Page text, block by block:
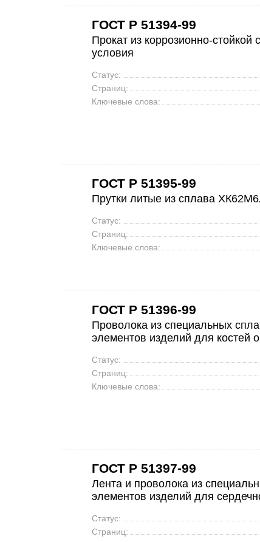
ГОСТ Р 51394-99
Прокат из коррозионно-стойкой
условия
Статус:
Страниц:
Ключевые слова:
ГОСТ Р 51395-99
Прутки литые из сплава
Статус:
Страниц:
Ключевые слова:
ГОСТ Р 51396-99
Проволока из специальных
элементов изделий для костей
Статус:
Страниц:
Ключевые слова:
ГОСТ Р 51397-99
Лента и проволока из
элементов изделий для
Статус:
Страниц: